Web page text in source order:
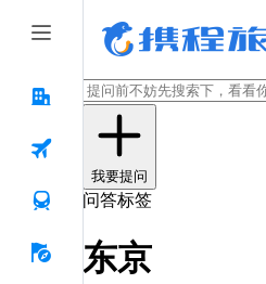
我要提问
问答标签
东京